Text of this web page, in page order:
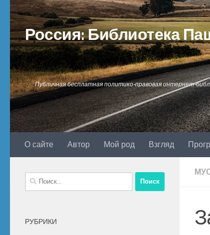
Перейти к содержимому
Россия: Библиотека
Публичная бесплатная политико-правовая интернет-
О сайте Автор Мой род Взгляд
Найти:
РУБРИКИ